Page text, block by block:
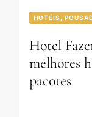
HOTÉIS,
Hotel
melhores
pacotes